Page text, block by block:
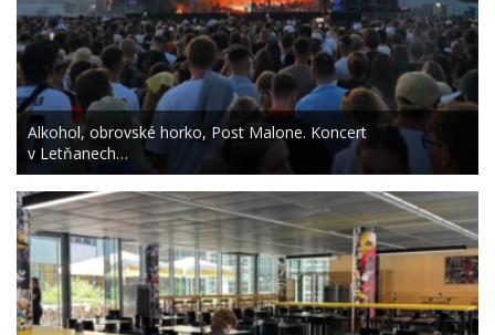
Alkohol, obrovské horko, Post Malone. Koncert
v Letňanech…